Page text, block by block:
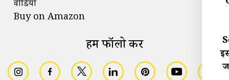
वीडियो
Buy on Amazon
हमें फॉलो करें